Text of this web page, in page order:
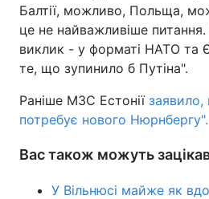
Балтії, можливо, Польща,
це не найважливіше
виклик - у форматі НАТО та
те, що зупинило б Путіна".
Раніше МЗС Естонії
потребує нового Нюрнбергу".
Вас також можуть
У Вільнюсі майже як